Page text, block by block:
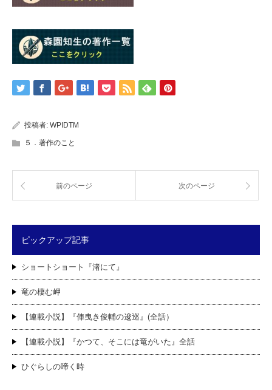
投稿者: WPIDTM
５．著作のこと
前のページ 次のページ
ピックアップ記事
ショートショート『渚にて』
竜の棲む岬
【連載小説】『俥曳き俊輔の逡巡』(全話）
【連載小説】『かつて、そこには竜がいた』全話
ひぐらしの啼く時